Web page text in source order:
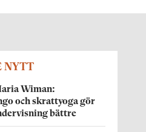
NYTT
Wiman:
och skrattyoga gör
bättre